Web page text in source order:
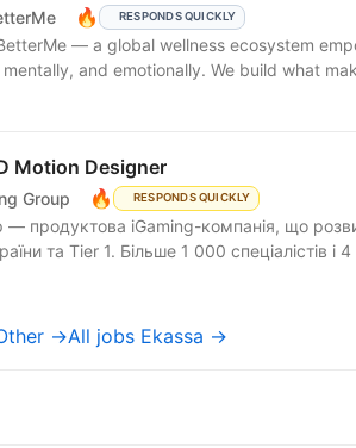
🔥 RESPONDS QUICKLY
and emotionally. We build what
Motion Designer
Group 🔥 RESPONDS QUICKLY
— продуктова iGaming-компанія, що
та Tier 1. Більше 1 000 спеціалістів і
→All jobs Ekassa →